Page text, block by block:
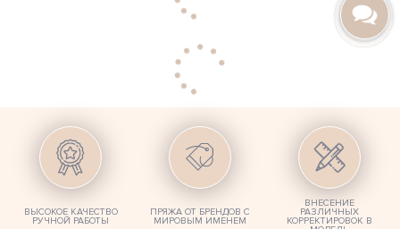
ВЫСОКОЕ КАЧЕСТВО
РУЧНОЙ РАБОТЫ
ПРЯЖА ОТ БРЕНДОВ С
МИРОВЫМ ИМЕНЕМ
ВНЕСЕНИЕ
РАЗЛИЧНЫХ
КОРРЕКТИРОВОК В